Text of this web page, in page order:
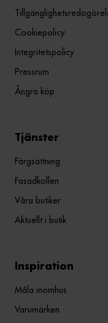
Cookiepolicy
Integritetspolicy
Pressrum
Ångra köp
Tjänster
Färgsättning
Fasadkollen
Våra butiker
Aktuellt i butik
Inspiration
Måla inomhus
Varumärken